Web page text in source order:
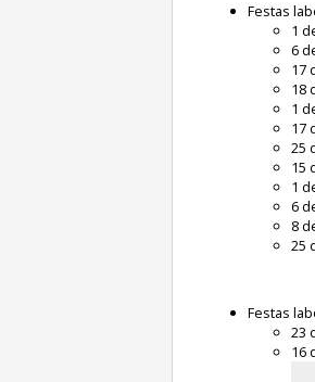
Festas
1
6
17
18
1
17
25
15
1
6
8
25
Festas
23
16